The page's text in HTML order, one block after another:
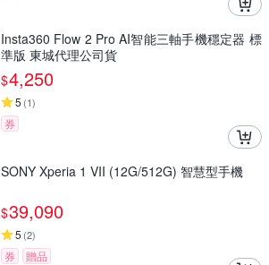
Insta360 Flow 2 Pro AI智能三軸手機穩定器 標
準版 東城代理公司貨
$4,250
5 (1)
券
SONY Xperia 1 VII (12G/512G) 智慧型手機
$39,090
5 (2)
券 贈品